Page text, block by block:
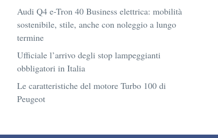
Audi Q4 e-Tron 40 Business elettrica: mobilità
sostenibile, stile, anche con noleggio a lungo
termine
Ufficiale l’arrivo degli stop lampeggianti
obbligatori in Italia
Le caratteristiche del motore Turbo 100 di
Peugeot